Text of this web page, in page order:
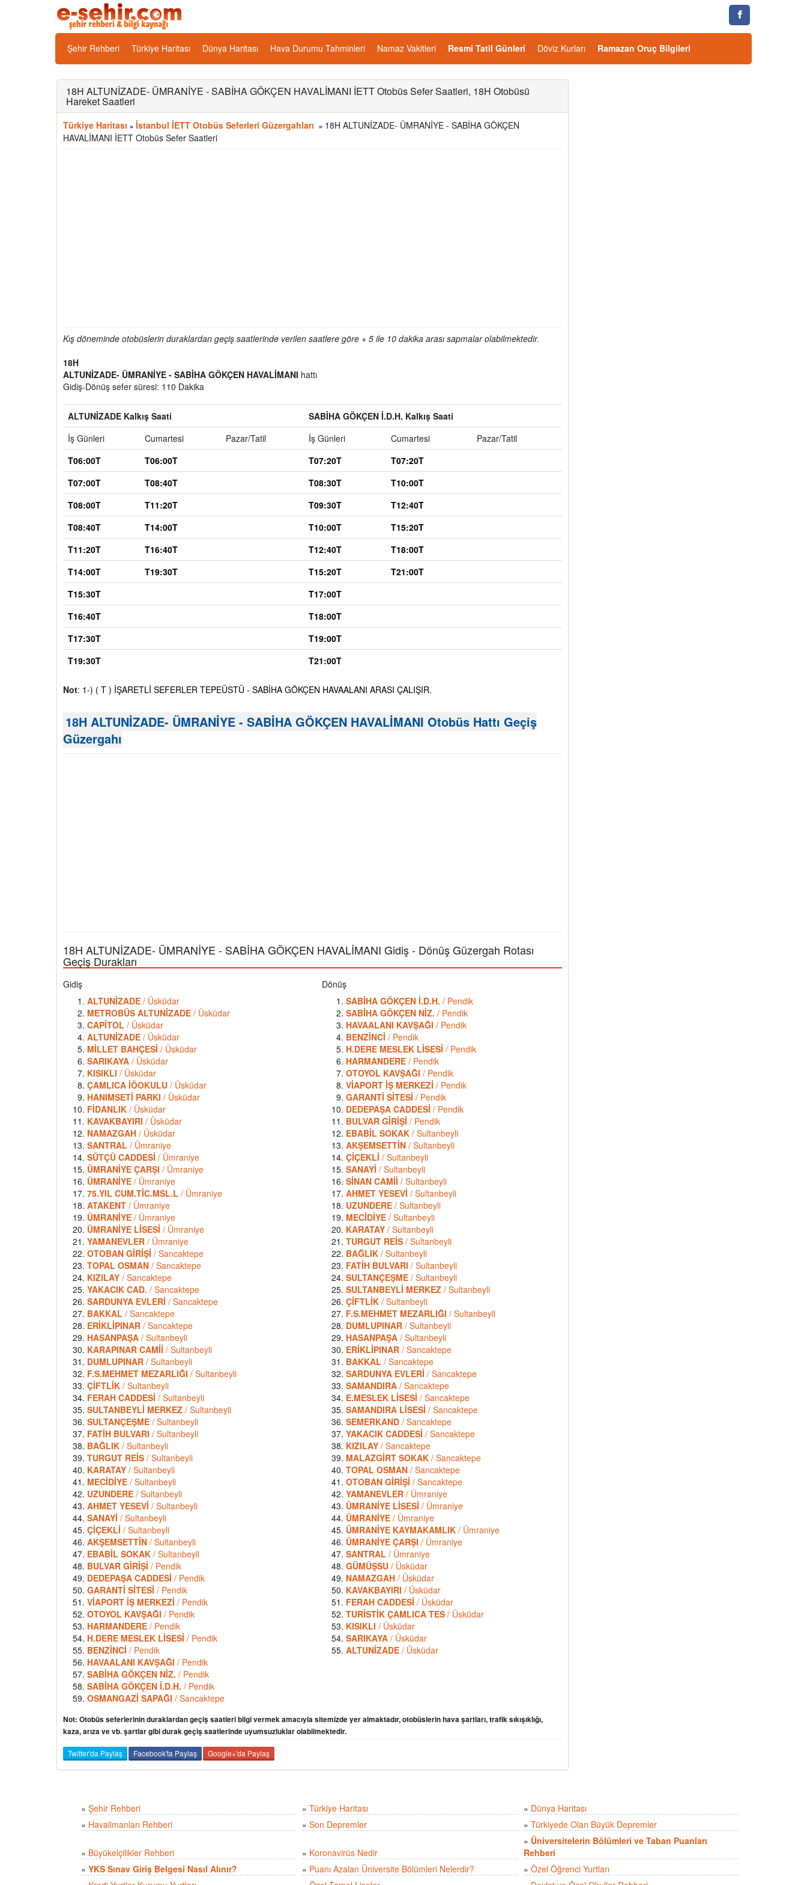
Şehir Rehberi Türkiye Haritası Dünya Haritası Hava Durumu Tahminleri Namaz Vakitleri Resmi Tatil Günleri Döviz Kurları Ramazan Oruç Bilgileri
18H ALTUNİZADE- ÜMRANİYE - SABİHA GÖKÇEN HAVALİMANI İETT Otobüs Sefer Saatleri, 18H Otobüsü
Hareket Saatleri
Türkiye Haritası » İstanbul İETT Otobüs Seferleri Güzergahları » 18H ALTUNİZADE- ÜMRANİYE - SABİHA GÖKÇEN
HAVALİMANI İETT Otobüs Sefer Saatleri
Kış döneminde otobüslerin duraklardan geçiş saatlerinde verilen saatlere göre + 5 ile 10 dakika arası sapmalar olabilmektedir.
18H
ALTUNİZADE- ÜMRANİYE - SABİHA GÖKÇEN HAVALİMANI hattı
Gidiş-Dönüş sefer süresi: 110 Dakika
ALTUNİZADE Kalkış Saati
SABİHA GÖKÇEN İ.D.H. Kalkış Saati
İş Günleri
Cumartesi Pazar/Tatil İş Günleri Cumartesi
Pazar/Tatil
T06:00T
T06:00T T07:20T
T07:20T
T07:00T
T08:40T T08:30T
T10:00T
T08:00T
T11:20T T09:30T
T12:40T
T08:40T
T14:00T T10:00T
T15:20T
T11:20T
T16:40T T12:40T
T18:00T
T14:00T
T19:30T T15:20T
T21:00T
T15:30T
T17:00T
T16:40T
T18:00T
T17:30T
T19:00T
T19:30T
T21:00T
Not: 1-) ( T ) İŞARETLİ SEFERLER TEPEÜSTÜ - SABİHA GÖKÇEN HAVAALANI ARASI ÇALIŞIR.
18H ALTUNİZADE- ÜMRANİYE - SABİHA GÖKÇEN HAVALİMANI Otobüs Hattı Geçiş
Güzergahı
18H ALTUNİZADE- ÜMRANİYE - SABİHA GÖKÇEN HAVALİMANI Gidiş - Dönüş Güzergah Rotası
Geçiş Durakları
Gidiş
ALTUNİZADE / Üsküdar
METROBÜS ALTUNİZADE / Üsküdar
CAPİTOL / Üsküdar
ALTUNİZADE / Üsküdar
MİLLET BAHÇESİ / Üsküdar
SARIKAYA / Üsküdar
KISIKLI / Üsküdar
ÇAMLICA İÖOKULU / Üsküdar
HANIMSETİ PARKI / Üsküdar
FİDANLIK / Üsküdar
KAVAKBAYIRI / Üsküdar
NAMAZGAH / Üsküdar
SANTRAL / Ümraniye
SÜTÇÜ CADDESİ / Ümraniye
ÜMRANİYE ÇARŞI / Ümraniye
ÜMRANİYE / Ümraniye
75.YIL CUM.TİC.MSL.L / Ümraniye
ATAKENT / Ümraniye
ÜMRANİYE / Ümraniye
ÜMRANİYE LİSESİ / Ümraniye
YAMANEVLER / Ümraniye
OTOBAN GİRİŞİ / Sancaktepe
TOPAL OSMAN / Sancaktepe
KIZILAY / Sancaktepe
YAKACIK CAD. / Sancaktepe
SARDUNYA EVLERİ / Sancaktepe
BAKKAL / Sancaktepe
ERİKLİPINAR / Sancaktepe
HASANPAŞA / Sultanbeyli
KARAPINAR CAMİİ / Sultanbeyli
DUMLUPINAR / Sultanbeyli
F.S.MEHMET MEZARLIĞI / Sultanbeyli
ÇİFTLİK / Sultanbeyli
FERAH CADDESİ / Sultanbeyli
SULTANBEYLİ MERKEZ / Sultanbeyli
SULTANÇEŞME / Sultanbeyli
FATİH BULVARI / Sultanbeyli
BAĞLIK / Sultanbeyli
TURGUT REİS / Sultanbeyli
KARATAY / Sultanbeyli
MECİDİYE / Sultanbeyli
UZUNDERE / Sultanbeyli
AHMET YESEVİ / Sultanbeyli
SANAYİ / Sultanbeyli
ÇİÇEKLİ / Sultanbeyli
AKŞEMSETTİN / Sultanbeyli
EBABİL SOKAK / Sultanbeyli
BULVAR GİRİŞİ / Pendik
DEDEPAŞA CADDESİ / Pendik
GARANTİ SİTESİ / Pendik
VİAPORT İŞ MERKEZİ / Pendik
OTOYOL KAVŞAĞI / Pendik
HARMANDERE / Pendik
H.DERE MESLEK LİSESİ / Pendik
BENZİNCİ / Pendik
HAVAALANI KAVŞAĞI / Pendik
SABİHA GÖKÇEN NİZ. / Pendik
SABİHA GÖKÇEN İ.D.H. / Pendik
OSMANGAZİ SAPAĞI / Sancaktepe
Dönüş
SABİHA GÖKÇEN İ.D.H. / Pendik
SABİHA GÖKÇEN NİZ. / Pendik
HAVAALANI KAVŞAĞI / Pendik
BENZİNCİ / Pendik
H.DERE MESLEK LİSESİ / Pendik
HARMANDERE/ Pendik
OTOYOL KAVŞAĞI / Pendik
VİAPORT İŞ MERKEZİ / Pendik
GARANTİ SİTESİ / Pendik
DEDEPAŞA CADDESİ / Pendik
BULVAR GİRİŞİ / Pendik
EBABİL SOKAK/ Sultanbeyli
AKŞEMSETTİN/ Sultanbeyli
ÇİÇEKLİ / Sultanbeyli
SANAYİ / Sultanbeyli
SİNAN CAMİİ / Sultanbeyli
AHMET YESEVİ / Sultanbeyli
UZUNDERE/ Sultanbeyli
MECİDİYE/ Sultanbeyli
KARATAY/ Sultanbeyli
TURGUT REİS/ Sultanbeyli
BAĞLIK/ Sultanbeyli
FATİH BULVARI / Sultanbeyli
SULTANÇEŞME/ Sultanbeyli
SULTANBEYLİ MERKEZ / Sultanbeyli
ÇİFTLİK/ Sultanbeyli
F.S.MEHMET MEZARLIĞI / Sultanbeyli
DUMLUPINAR/ Sultanbeyli
HASANPAŞA/ Sultanbeyli
ERİKLİPINAR/ Sancaktepe
BAKKAL/ Sancaktepe
SARDUNYA EVLERİ / Sancaktepe
SAMANDIRA/ Sancaktepe
E.MESLEK LİSESİ / Sancaktepe
SAMANDIRA LİSESİ / Sancaktepe
SEMERKAND/ Sancaktepe
YAKACIK CADDESİ / Sancaktepe
KIZILAY/ Sancaktepe
MALAZGİRT SOKAK/ Sancaktepe
TOPAL OSMAN/ Sancaktepe
OTOBAN GİRİŞİ / Sancaktepe
YAMANEVLER/ Ümraniye
ÜMRANİYE LİSESİ / Ümraniye
ÜMRANİYE/ Ümraniye
ÜMRANİYE KAYMAKAMLIK/ Ümraniye
ÜMRANİYE ÇARŞI / Ümraniye
SANTRAL/ Ümraniye
GÜMÜŞSU/ Üsküdar
NAMAZGAH/ Üsküdar
KAVAKBAYIRI / Üsküdar
FERAH CADDESİ / Üsküdar
TURİSTİK ÇAMLICA TES/ Üsküdar
KISIKLI / Üsküdar
SARIKAYA/ Üsküdar
ALTUNİZADE/ Üsküdar
Not: Otobüs seferlerinin duraklardan geçiş saatleri bilgi vermek amacıyla sitemizde yer almaktadır, otobüslerin hava şartları, trafik sıkışıklığı,
kaza, arıza ve vb. şartlar gibi durak geçiş saatlerinde uyumsuzluklar olabilmektedir.
Twitter'da Paylaş Facebook'ta Paylaş Google+'da Paylaş
» Şehir Rehberi » Türkiye Haritası » Dünya Haritası
» Havalimanları Rehberi » Son Depremler » Türkiyede Olan Büyük Depremler
» Büyükelçilikler Rehberi » Koronavirüs Nedir
» Üniversitelerin Bölümleri ve Taban Puanları
Rehberi
» YKS Sınav Giriş Belgesi Nasıl Alınır? » Puanı Azalan Üniversite Bölümleri Nelerdir? » Özel Öğrenci Yurtları